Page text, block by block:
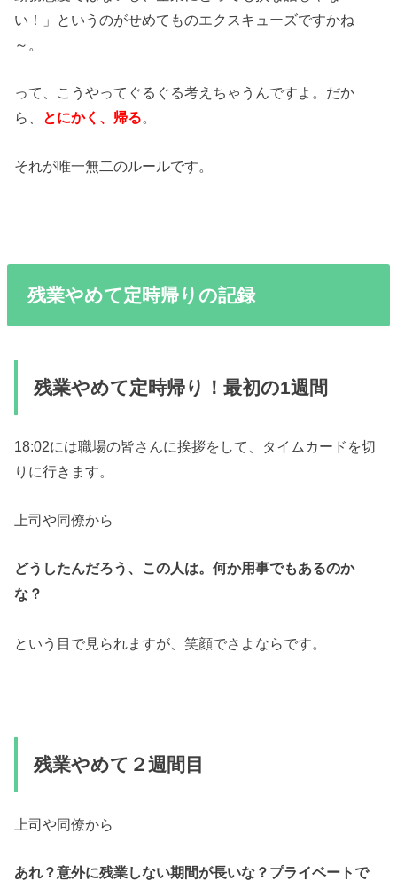
い！」というのがせめてものエクスキューズですかね
～。
って、こうやってぐるぐる考えちゃうんですよ。だか
ら、 とにかく、帰る。
それが唯一無二のルールです。
残業やめて定時帰りの記録
残業やめて定時帰り！最初の1週間
18:02には職場の皆さんに挨拶をして、タイムカードを切
りに行きます。
上司や同僚から
どうしたんだろう、この人は。何か用事でもあるのか
な？
という目で見られますが、笑顔でさよならです。
残業やめて２週間目
上司や同僚から
あれ？意外に残業しない期間が長いな？プライベートで